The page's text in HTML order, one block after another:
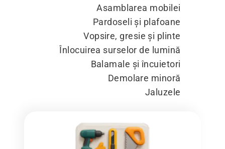
Asamblarea mobilei
Pardoseli și plafoane
Vopsire, gresie și plinte
Înlocuirea surselor de lumină
Balamale și încuietori
Demolare minoră
Jaluzele